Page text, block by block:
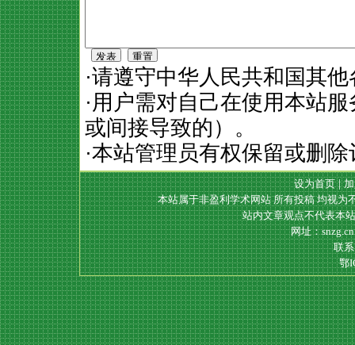
·请遵守中华人民共和国其
·用户需对自己在使用本站
或间接导致的）。
·本站管理员有权保留或删
设为首页|
本站属于非盈利学术网站 所有投稿 均视为
站内文章观点不代表本
网址：
联
鄂